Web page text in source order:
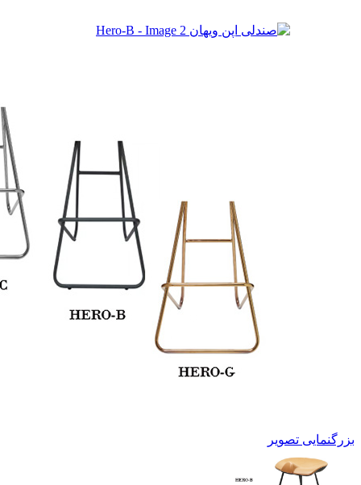
بزرگنمایی تصویر